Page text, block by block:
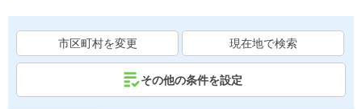
市区町村を変更 現在地で検索
その他の条件を設定